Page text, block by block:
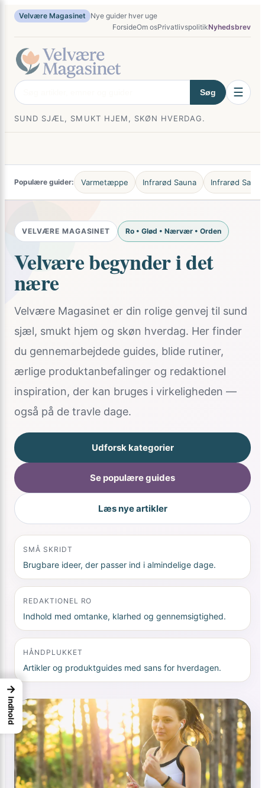
Spring
indhold
Velvære Magasinet
Nye guider hver uge
ForsideOm osPrivatlivspolitikNyhedsbrev
Søg ☰
SUND SJÆL, SMUKT HJEM, SKØN HVERDAG.
Populære guider: Varmetæppe Infrarød Sauna Infrarød
VELVÆRE MAGASINET Ro • Glød • Nærvær • Orden
Velvære begynder i det
nære
Velvære Magasinet er din rolige genvej til sund
sjæl, smukt hjem og skøn hverdag. Her finder
du gennemarbejdede guides, blide rutiner,
ærlige produktanbefalinger og redaktionel
inspiration, der kan bruges i virkeligheden —
også på de travle dage.
Udforsk kategorier
Se populære guides
Læs nye artikler
SMÅ SKRIDT
Brugbare ideer, der passer ind i almindelige dage.
REDAKTIONEL RO
Indhold med omtanke, klarhed og gennemsigtighed.
HÅNDPLUKKET
Artikler og produktguides med sans for hverdagen.
→
Indhold